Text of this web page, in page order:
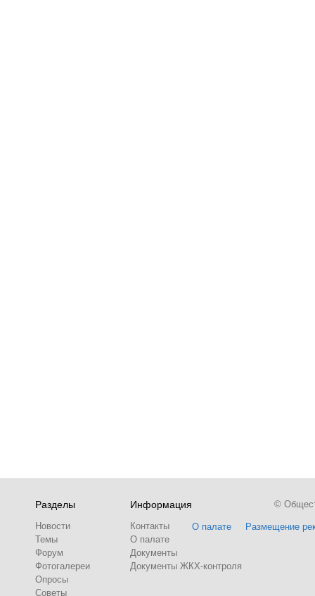
Разделы
Новости
Темы
Форум
Фотогалереи
Опросы
Советы
Информация
Контакты
О палате
Документы
Документы ЖКХ-контроля
О палате Размещение
©